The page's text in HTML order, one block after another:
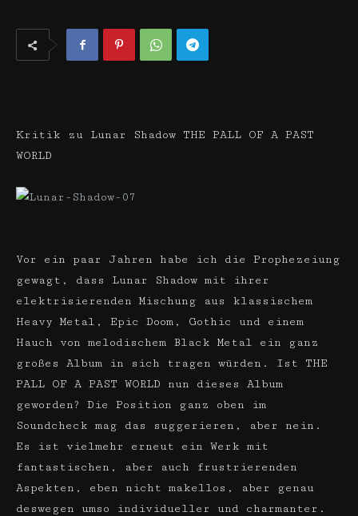
Kritik zu Lunar Shadow THE PALL OF A PAST
WORLD
Vor ein paar Jahren habe ich die Prophezeiung
gewagt, dass Lunar Shadow mit ihrer
elektrisierenden Mischung aus klassischem
Heavy Metal, Epic Doom, Gothic und einem
Hauch von melodischem Black Metal ein ganz
großes Album in sich tragen würden. Ist THE
PALL OF A PAST WORLD nun dieses Album
geworden? Die Position ganz oben im
Soundcheck mag das suggerieren, aber nein.
Es ist vielmehr erneut ein Werk mit
fantastischen, aber auch frustrierenden
Aspekten, eben nicht makellos, aber genau
deswegen umso individueller und charmanter.